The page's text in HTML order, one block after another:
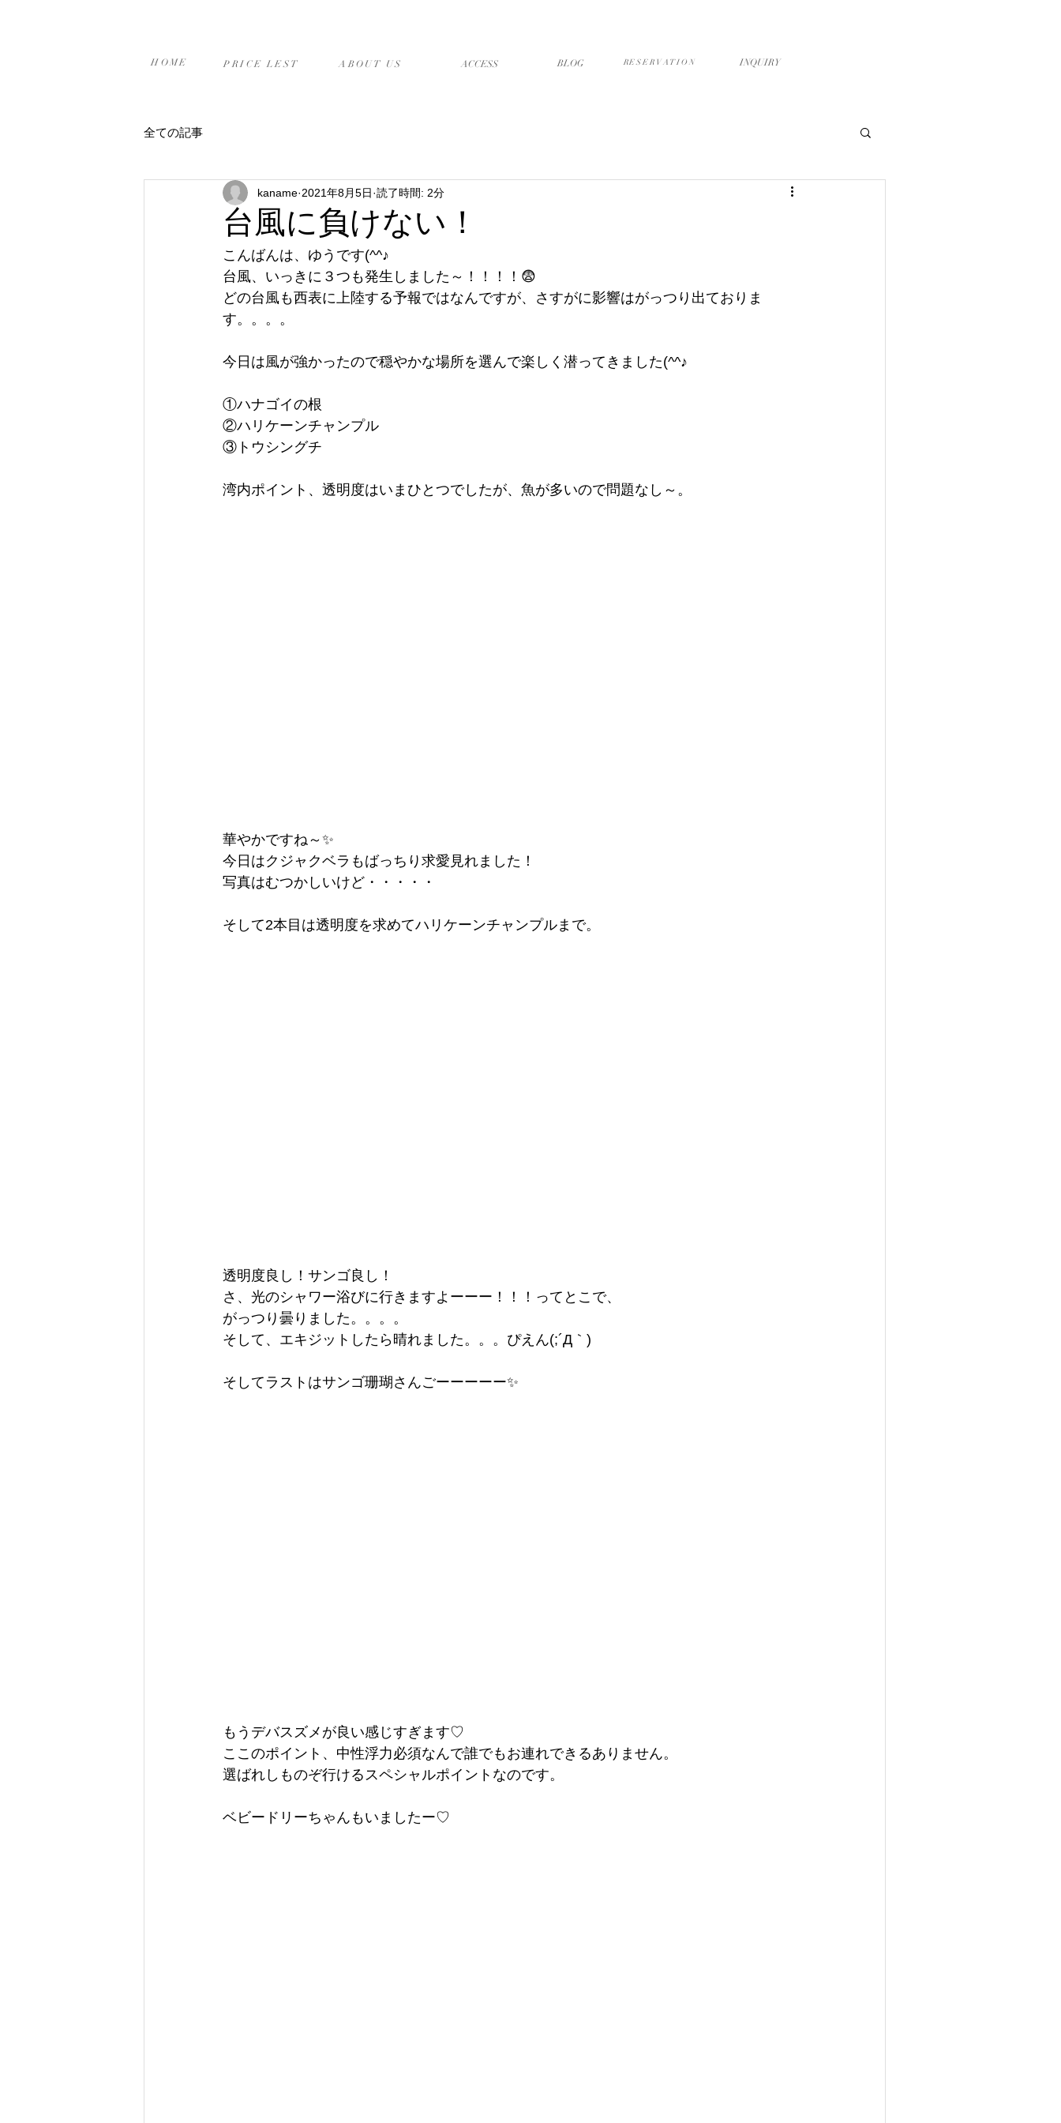
HOME PRICE LEST ABOUT US ​ACCESS BLOG RESERVATION INQUIRY
全ての記事
台風に負けない！
kaname 2021年8月5日 読了時間: 2分
こんばんは、ゆうです(^^♪
台風、いっきに３つも発生しました～！！！！😨
どの台風も西表に上陸する予報ではなんですが、さすがに影響はがっつり出ておりま
す。。。。
今日は風が強かったので穏やかな場所を選んで楽しく潜ってきました(^^♪
①ハナゴイの根
②ハリケーンチャンプル
③トウシングチ
湾内ポイント、透明度はいまひとつでしたが、魚が多いので問題なし～。
華やかですね～✨
今日はクジャクベラもばっちり求愛見れました！
写真はむつかしいけど・・・・・
そして2本目は透明度を求めてハリケーンチャンプルまで。
透明度良し！サンゴ良し！
さ、光のシャワー浴びに行きますよーーー！！！ってとこで、
がっつり曇りました。。。。
そして、エキジットしたら晴れました。。。ぴえん(;´Д｀)
そしてラストはサンゴ珊瑚さんごーーーーー✨
もうデバスズメが良い感じすぎます♡
ここのポイント、中性浮力必須なんで誰でもお連れできるありません。
選ばれしものぞ行けるスペシャルポイントなのです。
ベビードリーちゃんもいましたー♡